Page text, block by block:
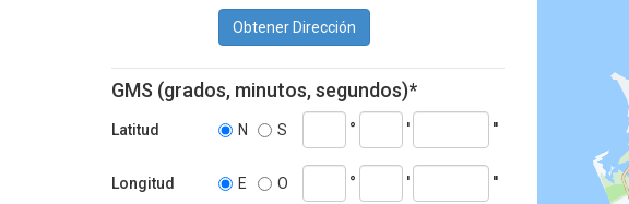
Obtener Dirección
GMS (grados, minutos, segundos)*
Latitud N S ° ' ''
Longitud E O ° ' ''